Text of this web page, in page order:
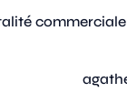
commerciale